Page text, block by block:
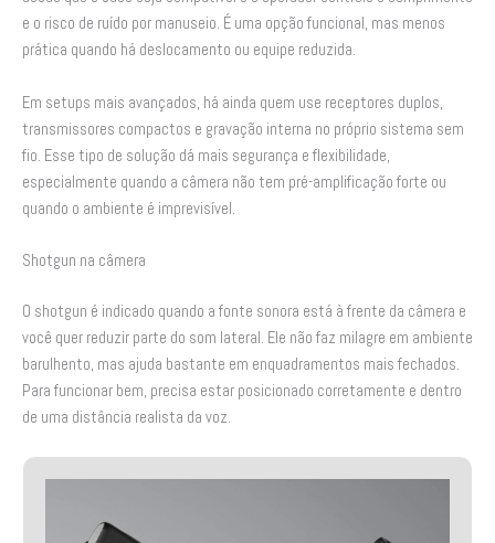
e o risco de ruído por manuseio. É uma opção funcional, mas menos
prática quando há deslocamento ou equipe reduzida.
Em setups mais avançados, há ainda quem use receptores duplos,
transmissores compactos e gravação interna no próprio sistema sem
fio. Esse tipo de solução dá mais segurança e flexibilidade,
especialmente quando a câmera não tem pré-amplificação forte ou
quando o ambiente é imprevisível.
Shotgun na câmera
O shotgun é indicado quando a fonte sonora está à frente da câmera e
você quer reduzir parte do som lateral. Ele não faz milagre em ambiente
barulhento, mas ajuda bastante em enquadramentos mais fechados.
Para funcionar bem, precisa estar posicionado corretamente e dentro
de uma distância realista da voz.